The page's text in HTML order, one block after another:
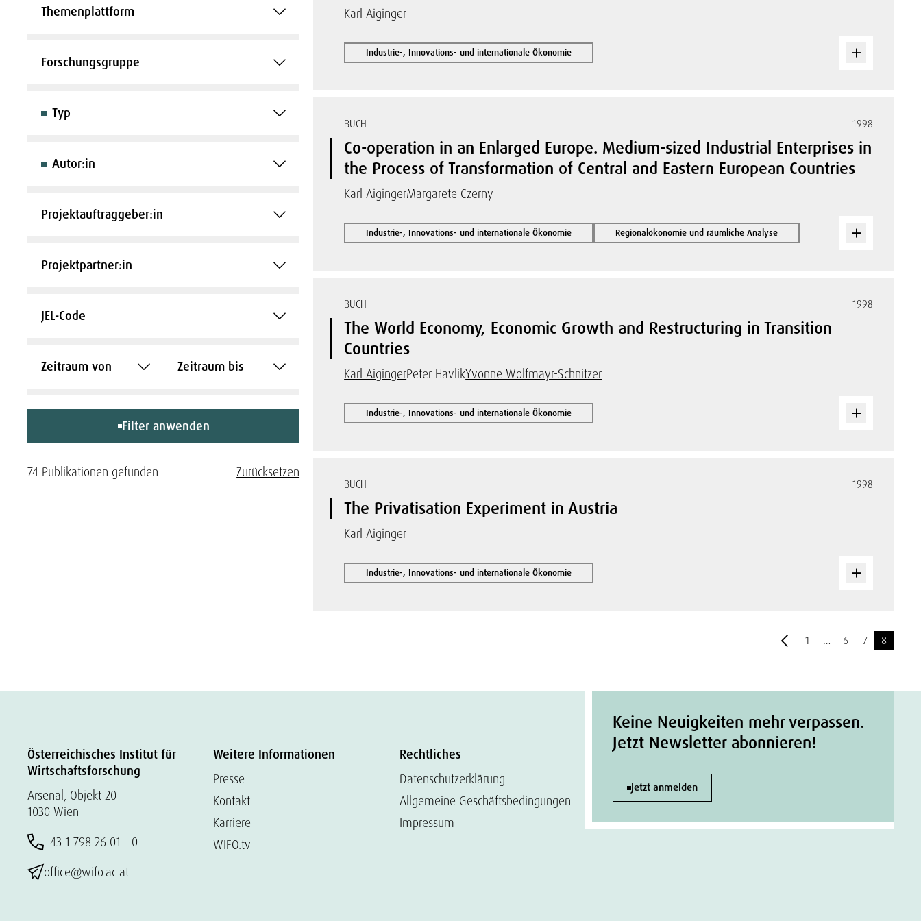
Themenplattform
Forschungsgruppe
Typ
Autor:in
Projektauftraggeber:in
Projektpartner:in
JEL-Code
Zeitraum von Zeitraum bis
Filter anwenden
74 Publikationen gefunden Zurücksetzen
Karl Aiginger
Industrie-, Innovations- und internationale Ökonomie
BUCH 1998
Co-operation in an Enlarged Europe. Medium-sized Industrial Enterprises in
the Process of Transformation of Central and Eastern European Countries
Karl AigingerMargarete Czerny
Industrie-, Innovations- und internationale Ökonomie Regionalökonomie und räumliche Analyse
BUCH 1998
The World Economy, Economic Growth and Restructuring in Transition
Countries
Karl AigingerPeter HavlikYvonne Wolfmayr-Schnitzer
Industrie-, Innovations- und internationale Ökonomie
BUCH 1998
The Privatisation Experiment in Austria
Karl Aiginger
Industrie-, Innovations- und internationale Ökonomie
1 … 6 7 8
Österreichisches Institut für
Wirtschaftsforschung
Arsenal, Objekt 20
1030 Wien
+43 1 798 26 01 – 0
office@wifo.ac.at
Weitere Informationen
Presse
Kontakt
Karriere
WIFO.tv
Rechtliches
Datenschutzerklärung
Allgemeine Geschäftsbedingungen
Impressum
Keine Neuigkeiten mehr verpassen.
Jetzt Newsletter abonnieren!
Jetzt anmelden